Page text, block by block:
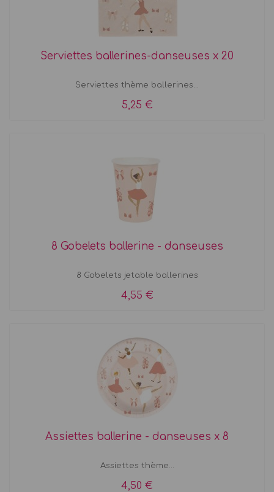
Serviettes ballerines-danseuses x 20
Serviettes thème ballerines...
5,25 €
8 Gobelets ballerine - danseuses
8 Gobelets jetable ballerines
4,55 €
Assiettes ballerine - danseuses x 8
Assiettes thème...
4,50 €